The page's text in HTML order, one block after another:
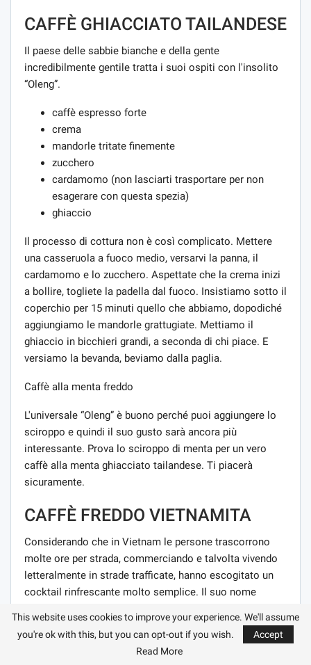
CAFFÈ GHIACCIATO TAILANDESE
Il paese delle sabbie bianche e della gente
incredibilmente gentile tratta i suoi ospiti con l'insolito
“Oleng”.
caffè espresso forte
crema
mandorle tritate finemente
zucchero
cardamomo (non lasciarti trasportare per non
esagerare con questa spezia)
ghiaccio
Il processo di cottura non è così complicato. Mettere
una casseruola a fuoco medio, versarvi la panna, il
cardamomo e lo zucchero. Aspettate che la crema inizi
a bollire, togliete la padella dal fuoco. Insistiamo sotto il
coperchio per 15 minuti quello che abbiamo, dopodiché
aggiungiamo le mandorle grattugiate. Mettiamo il
ghiaccio in bicchieri grandi, a seconda di chi piace. E
versiamo la bevanda, beviamo dalla paglia.
Caffè alla menta freddo
L'universale “Oleng” è buono perché puoi aggiungere lo
sciroppo e quindi il suo gusto sarà ancora più
interessante. Prova lo sciroppo di menta per un vero
caffè alla menta ghiacciato tailandese. Ti piacerà
sicuramente.
CAFFÈ FREDDO VIETNAMITA
Considerando che in Vietnam le persone trascorrono
molte ore per strada, commerciando e talvolta vivendo
letteralmente in strade trafficate, hanno escogitato un
cocktail rinfrescante molto semplice. Il suo nome
letteralmente significa caffè freddo con ghiaccio.
Anche nei tempi antichi, quando era difficile con i
This website uses cookies to improve your experience. We'll assume
you're ok with this, but you can opt-out if you wish.
Accept
Read More